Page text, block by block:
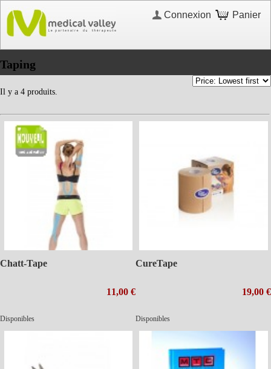
Panier
Connexion
Taping
Il y a 4 produits.
Chatt-Tape
11,00 €
Disponibles
CureTape
19,00 €
Disponibles